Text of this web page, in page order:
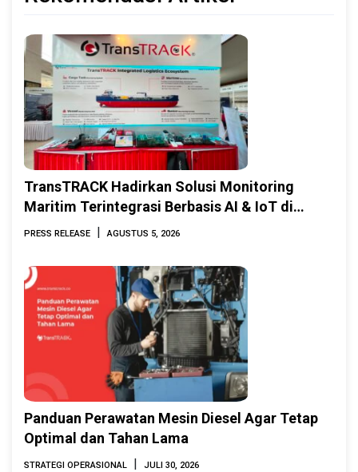
TransTRACK Hadirkan Solusi Monitoring
Maritim Terintegrasi Berbasis AI & IoT di
Indonesia Marine & Offshore Expo (IMOX)
PRESS RELEASE | AGUSTUS 5, 2026
Panduan Perawatan Mesin Diesel Agar Tetap
Optimal dan Tahan Lama
STRATEGI OPERASIONAL | JULI 30, 2026